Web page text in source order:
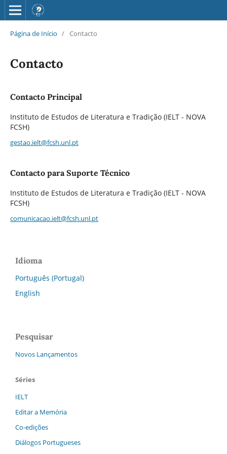
Página de Início / Contacto
Contacto
Contacto Principal
Instituto de Estudos de Literatura e Tradição (IELT - NOVA
FCSH)
gestao.ielt@fcsh.unl.pt
Contacto para Suporte Técnico
Instituto de Estudos de Literatura e Tradição (IELT - NOVA
FCSH)
comunicacao.ielt@fcsh.unl.pt
Idioma
Português (Portugal)
English
Pesquisar
Novos Lançamentos
Séries
IELT
Editar a Memória
Co-edições
Diálogos Portugueses